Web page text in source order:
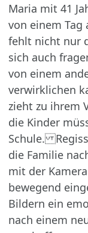
Maria mit 41
von einem Tag
fehlt nicht nur
sich auch
von einem
verwirklichen
zieht zu ihrem
die Kinder
Schule.
die Familie
mit der
bewegend
Bildern ein
nach einem